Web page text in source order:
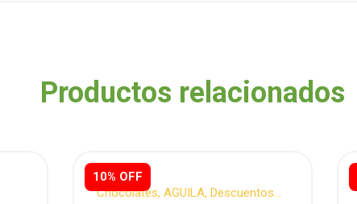
Productos relacionados
10% OFF
Chocolates, AGUILA, Descuentos